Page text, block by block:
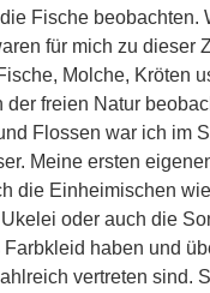
Fische beobachten.
für mich zu dieser
Molche, Kröten
der freien Natur
Flossen war ich im
Meine ersten
die Einheimischen wie
oder auch die
haben und
vertreten sind.